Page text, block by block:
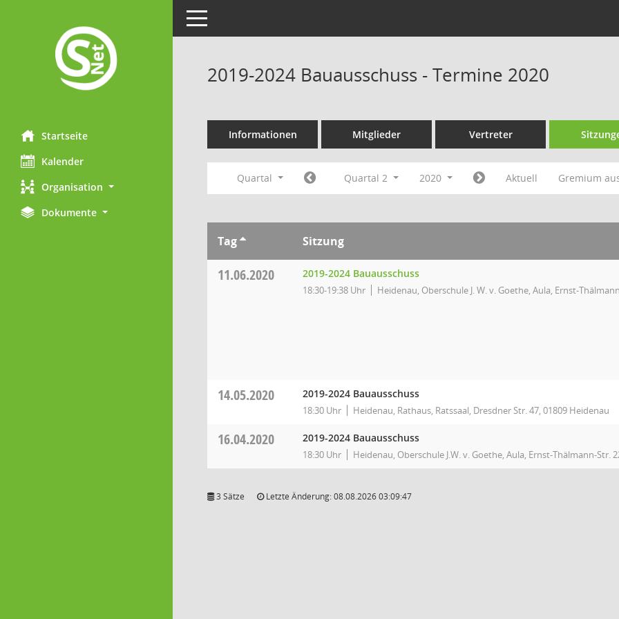
Startseite
Kalender
Organisation
Dokumente
Toggle navigation
2019-2024 Bauausschuss - Termine 2020
Informationen Mitglieder Vertreter
Quartal Quartal 2 2020 Aktuell Gremium
Tag Sitzung
11.06.2020 2019-2024 Bauausschuss
18:30-19:38 Uhr Heidenau, Oberschule J. W. v. Goethe, Aula, Ernst-
14.05.2020 2019-2024 Bauausschuss
18:30 Uhr Heidenau, Rathaus, Ratssaal, Dresdner Str. 47, 01809 Heidenau
16.04.2020 2019-2024 Bauausschuss
18:30 Uhr Heidenau, Oberschule J.W. v. Goethe, Aula, Ernst-Thälmann-Str.
3 Sätze Letzte Änderung: 08.08.2026 03:09:47